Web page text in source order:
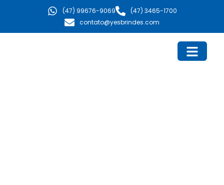
(47) 99676-9069
(47) 3465-1700
contato@yesbrindes.com